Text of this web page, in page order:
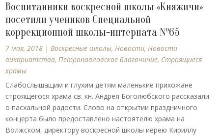
Воспитанники воскресной школы «Княжичи»
посетили учеников Специальной
коррекционной школы-интерната №65
7 мая, 2018 |Воскресные школы,Новости,Новости
викариатства,Петропавловское благочиние, Строящиеся
храмы
Слабослышащим и глухим детям маленькие прихожане
строящегося храма св. кн. Андрея Боголюбского рассказали
о пасхальной радости. Слово на открытии праздничного
концерта было предоставлено настоятелю храма на
Волжском, директору воскресной школы иерею Кириллу